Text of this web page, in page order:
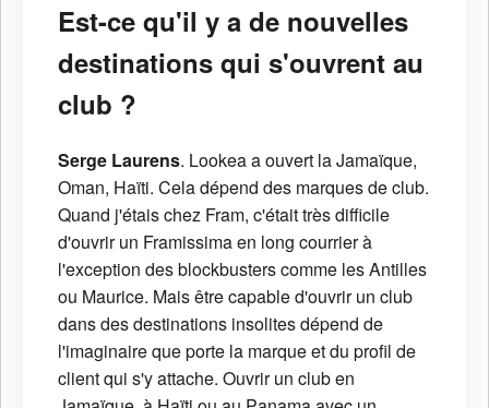
Est-ce qu'il y a de nouvelles
destinations qui s'ouvrent au
club ?
Serge Laurens. Lookea a ouvert la Jamaïque,
Oman, Haïti. Cela dépend des marques de club.
Quand j'étais chez Fram, c'était très difficile
d'ouvrir un Framissima en long courrier à
l'exception des blockbusters comme les Antilles
ou Maurice. Mais être capable d'ouvrir un club
dans des destinations insolites dépend de
l'imaginaire que porte la marque et du profil de
client qui s'y attache. Ouvrir un club en